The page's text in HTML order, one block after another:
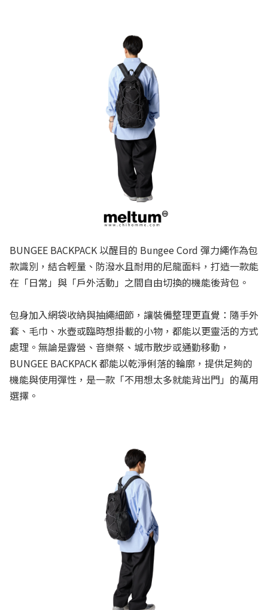
BUNGEE BACKPACK 以醒目的 Bungee Cord 彈力繩作為包
款識別，結合輕量、防潑水且耐用的尼龍面料，打造一款能
在「日常」與「戶外活動」之間自由切換的機能後背包。
包身加入網袋收納與抽繩細節，讓裝備整理更直覺：隨手外
套、毛巾、水壺或臨時想掛載的小物，都能以更靈活的方式
處理。無論是露營、音樂祭、城市散步或通勤移動，
BUNGEE BACKPACK 都能以乾淨俐落的輪廓，提供足夠的
機能與使用彈性，是一款「不用想太多就能背出門」的萬用
選擇。